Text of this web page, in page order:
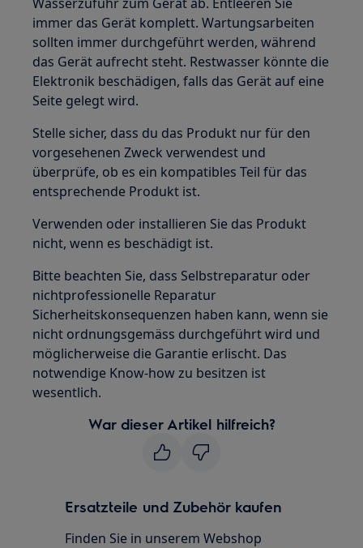
immer das Gerät komplett. Wartungsarbeiten
sollten immer durchgeführt werden, während
das Gerät aufrecht steht. Restwasser könnte die
Elektronik beschädigen, falls das Gerät auf eine
Seite gelegt wird.
Stelle sicher, dass du das Produkt nur für den
vorgesehenen Zweck verwendest und
überprüfe, ob es ein kompatibles Teil für das
entsprechende Produkt ist.
Verwenden oder installieren Sie das Produkt
nicht, wenn es beschädigt ist.
Bitte beachten Sie, dass Selbstreparatur oder
nichtprofessionelle Reparatur
Sicherheitskonsequenzen haben kann, wenn sie
nicht ordnungsgemäss durchgeführt wird und
möglicherweise die Garantie erlischt. Das
notwendige Know-how zu besitzen ist
wesentlich.
War dieser Artikel hilfreich?
Ersatzteile und Zubehör kaufen
Finden Sie in unserem Webshop